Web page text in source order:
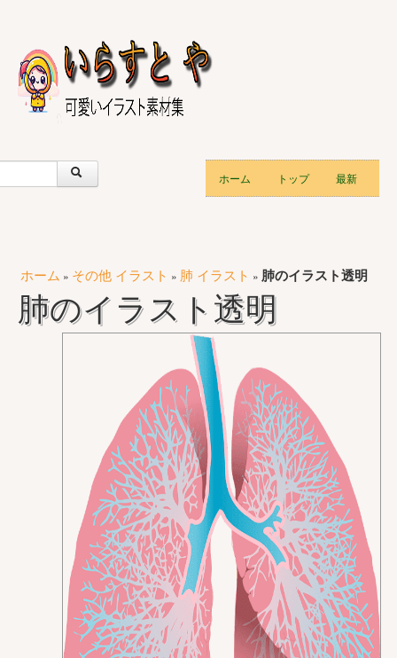
ホーム トップ 最新
ホーム » その他 イラスト » 肺 イラスト » 肺のイラスト透明
肺のイラスト透明